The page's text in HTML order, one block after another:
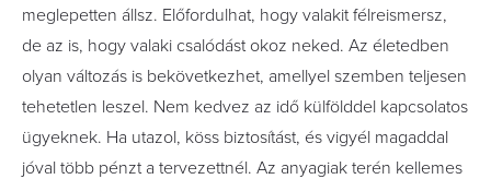
meglepetten állsz. Előfordulhat, hogy valakit félreismersz,
de az is, hogy valaki csalódást okoz neked. Az életedben
olyan változás is bekövetkezhet, amellyel szemben teljesen
tehetetlen leszel. Nem kedvez az idő külfölddel kapcsolatos
ügyeknek. Ha utazol, köss biztosítást, és vigyél magaddal
jóval több pénzt a tervezettnél. Az anyagiak terén kellemes